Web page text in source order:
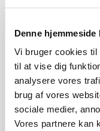
Denne
Vi bruger cookies til
til at vise dig
analysere vores
brug af vores
sociale medier,
Vores partnere kan
Medarbejder
Kalve